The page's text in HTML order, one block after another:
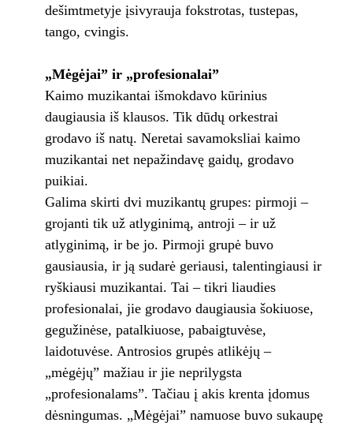
dešimtmetyje įsivyrauja fokstrotas, tustepas,
tango, cvingis.
„Mėgėjai” ir „profesionalai”
Kaimo muzikantai išmokdavo kūrinius
daugiausia iš klausos. Tik dūdų orkestrai
grodavo iš natų. Neretai savamoksliai kaimo
muzikantai net nepažindavę gaidų, grodavo
puikiai.
Galima skirti dvi muzikantų grupes: pirmoji –
grojanti tik už atlyginimą, antroji – ir už
atlyginimą, ir be jo. Pirmoji grupė buvo
gausiausia, ir ją sudarė geriausi, talentingiausi ir
ryškiausi muzikantai. Tai – tikri liaudies
profesionalai, jie grodavo daugiausia šokiuose,
gegužinėse, patalkiuose, pabaigtuvėse,
laidotuvėse. Antrosios grupės atlikėjų –
„mėgėjų” mažiau ir jie neprilygsta
„profesionalams”. Tačiau į akis krenta įdomus
dėsningumas. „Mėgėjai” namuose buvo sukaupę